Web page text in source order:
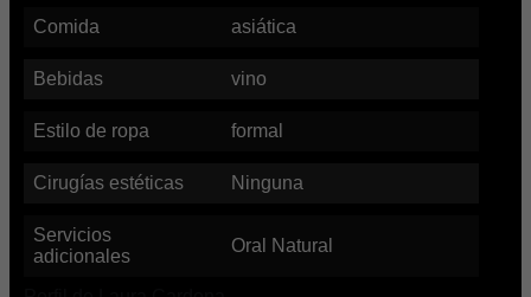
Comida asiática
Bebidas vino
Estilo de ropa formal
Cirugías estéticas Ninguna
Servicios
adicionales
Oral Natural